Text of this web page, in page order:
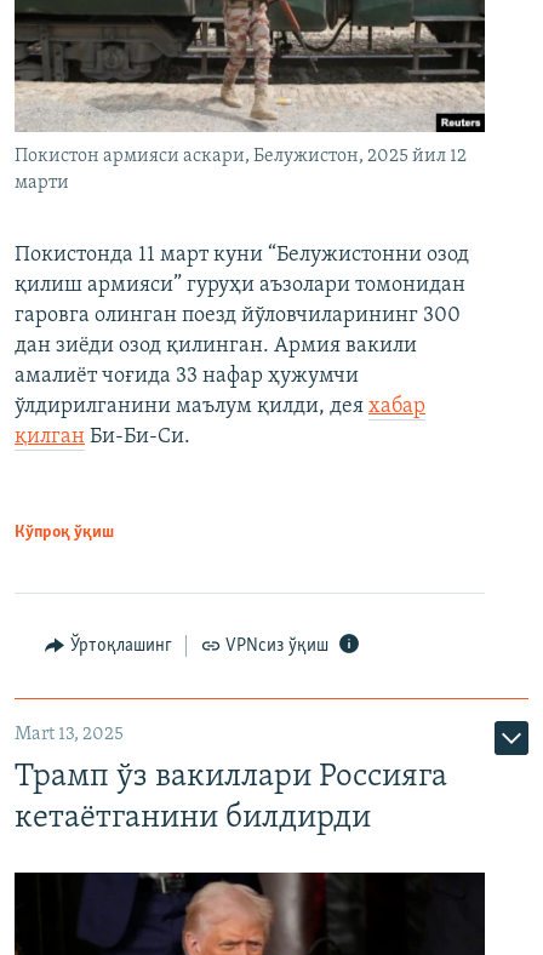
Покистон армияси аскари, Белужистон, 2025 йил 12
марти
Покистонда 11 март куни “Белужистонни озод
қилиш армияси” гуруҳи аъзолари томонидан
гаровга олинган поезд йўловчиларининг 300
дан зиёди озод қилинган. Армия вакили
амалиёт чоғида 33 нафар ҳужумчи
ўлдирилганини маълум қилди, дея хабар
қилган Би-Би-Си.
Кўпроқ ўқиш
Ўртоқлашинг VPNсиз ўқиш
Mart 13, 2025
Трамп ўз вакиллари Россияга
кетаётганини билдирди